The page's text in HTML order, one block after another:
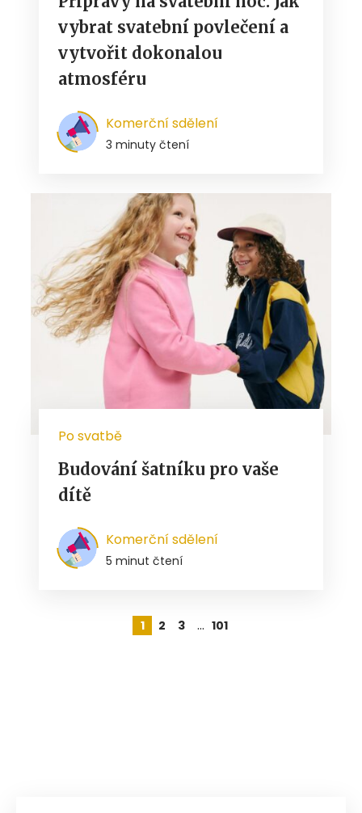
vybrat svatební povlečení a
vytvořit dokonalou
atmosféru
Komerční sdělení
3 minuty čtení
Po svatbě
Budování šatníku pro vaše
dítě
Komerční sdělení
5 minut čtení
1 2 3 … 101